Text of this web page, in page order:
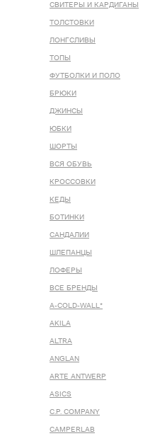
СВИТЕРЫ И КАРДИГАНЫ
ТОЛСТОВКИ
ЛОНГСЛИВЫ
ТОПЫ
ФУТБОЛКИ И ПОЛО
БРЮКИ
ДЖИНСЫ
ЮБКИ
ШОРТЫ
ВСЯ ОБУВЬ
КРОССОВКИ
КЕДЫ
БОТИНКИ
САНДАЛИИ
ШЛЕПАНЦЫ
ЛОФЕРЫ
ВСЕ БРЕНДЫ
A-COLD-WALL*
AKILA
ALTRA
ANGLAN
ARTE ANTWERP
ASICS
C.P. COMPANY
CAMPERLAB